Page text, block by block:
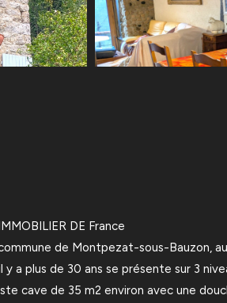
DE France
de Montpezat-sous-Bauzon,
a plus de 30 ans se présente sur 3
cave de 35 m2 environ avec une